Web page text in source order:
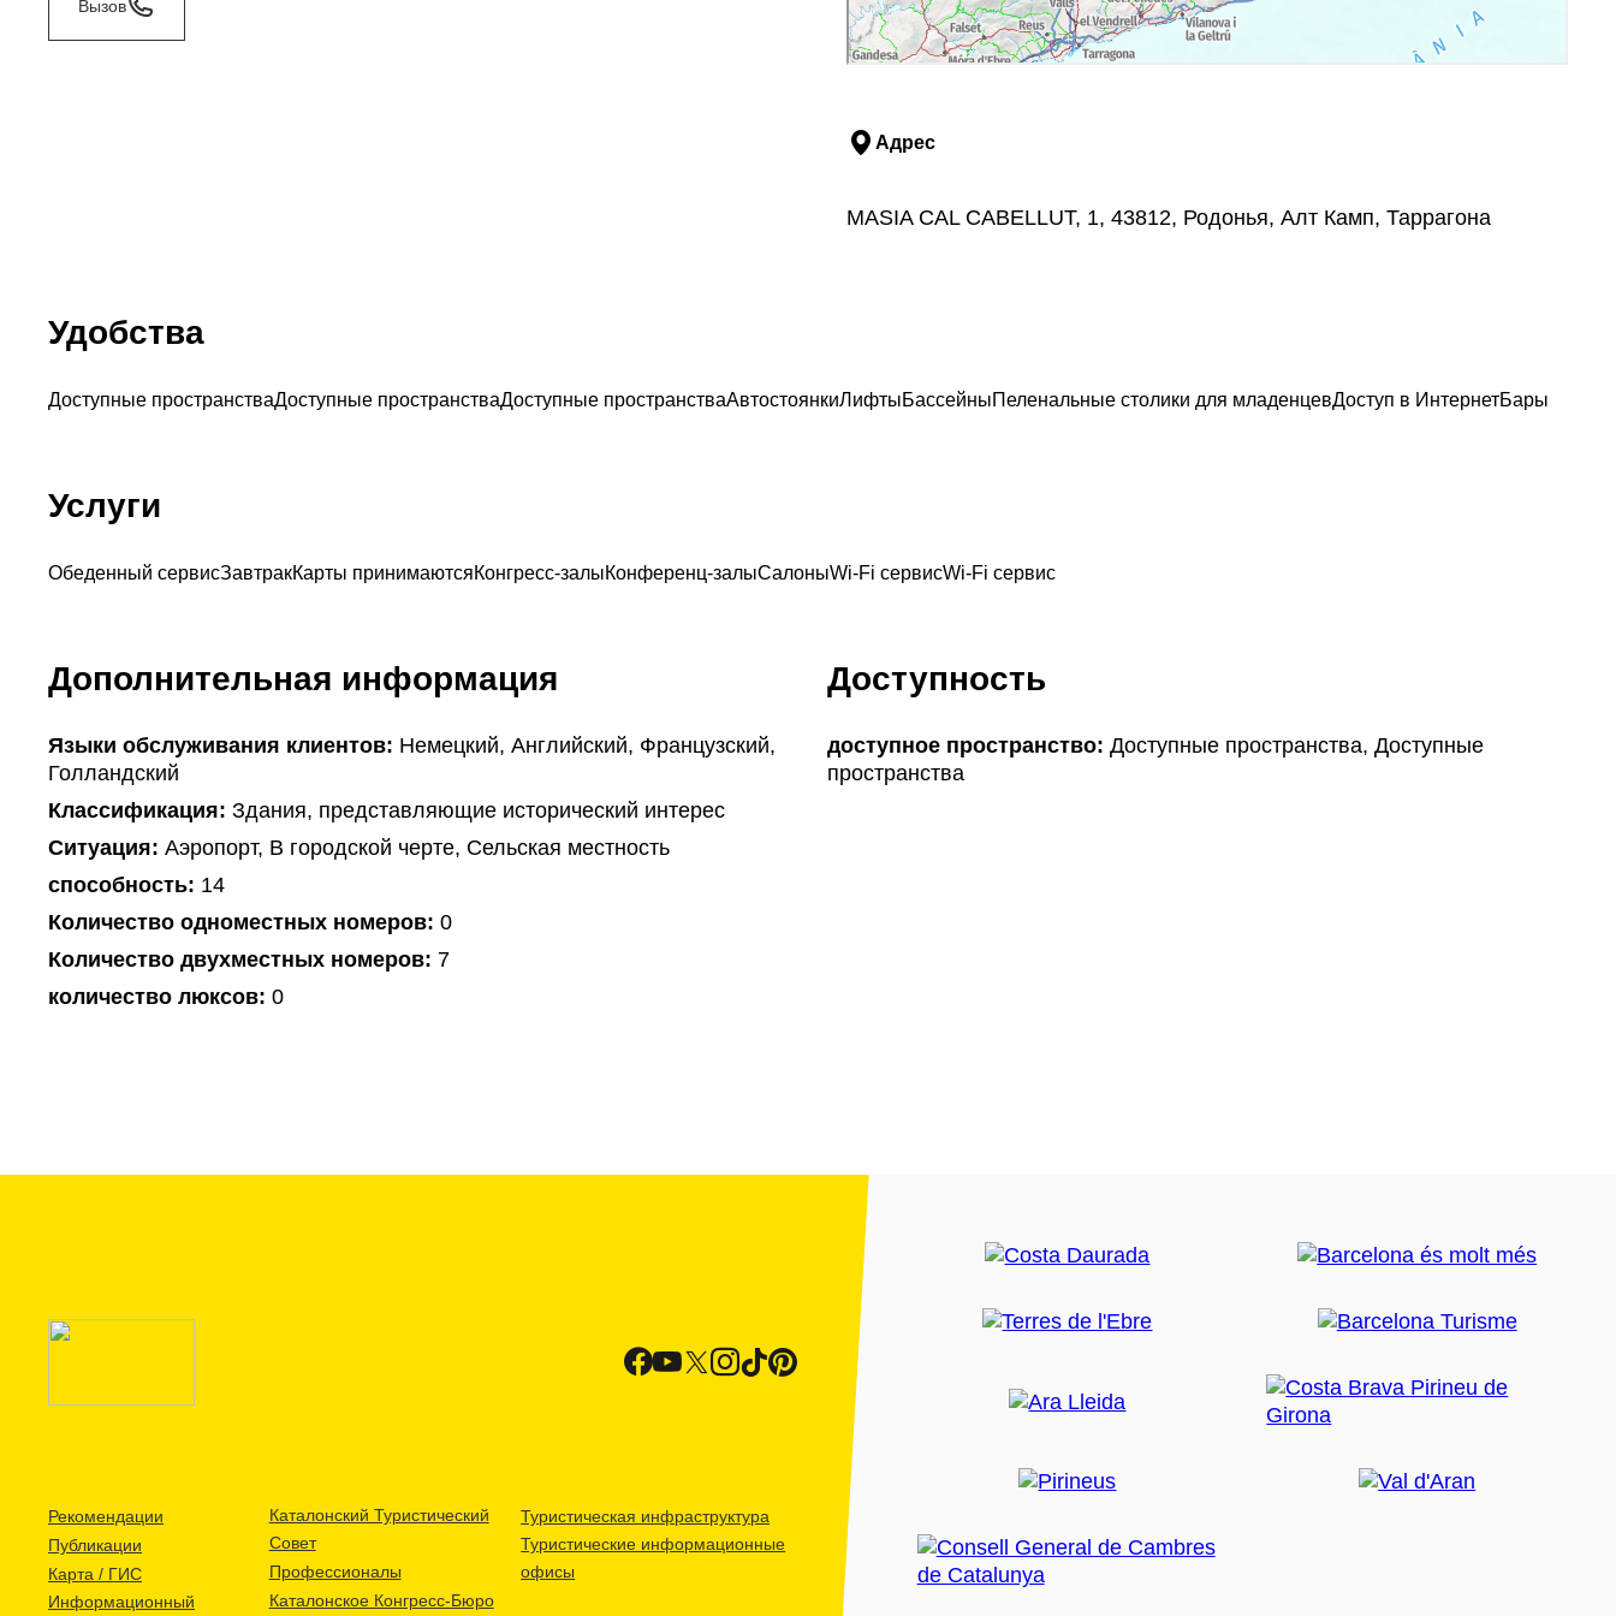
Вызов
Адрес
MASIA CAL CABELLUT, 1, 43812, Родонья, Алт Камп, Таррагона
Удобства
Доступные пространстваДоступные пространстваДоступные пространстваАвтостоянкиЛифтыБассейныПеленальные столики для младенцевДоступ в ИнтернетБары
Услуги
Обеденный сервисЗавтракКарты принимаютсяКонгресс-залыКонференц-залыСалоныWi-Fi сервисWi-Fi сервис
Дополнительная информация
Языки обслуживания клиентов: Немецкий, Английский, Французский,
Голландский
Классификация: Здания, представляющие исторический интерес
Ситуация: Аэропорт, В городской черте, Сельская местность
способность: 14
Количество одноместных номеров: 0
Количество двухместных номеров: 7
количество люксов: 0
Доступность
доступное пространство: Доступные пространства, Доступные
пространства
Рекомендации
Публикации
Карта / ГИС
Информационный
Каталонский Туристический
Совет
Профессионалы
Каталонское Конгресс-Бюро
Туристическая инфраструктура
Туристические информационные
офисы